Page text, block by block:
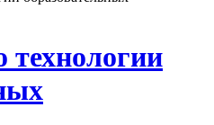
технологии